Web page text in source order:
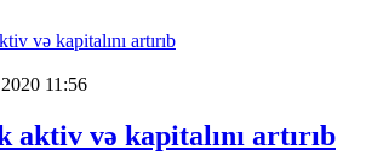
11:56
aktiv və kapitalını artırıb